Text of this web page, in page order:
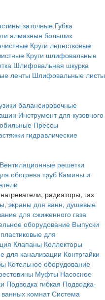
заточные Губка
алмазные больших
Круги лепестковые
Круги шлифовальные
Шлифовальная шкурка
ленты Шлифовальные листы
балансировочные
Инструмент для кузовного
Прессы
гидравлические
Вентиляционные решетки
обогрева труб Камины и
радиаторы, газ
экраны для ванн, душевые
для сжиженного газа
оборудование Выпуски
для
Клапаны Коллекторы
для канализации Контргайки
Котельное оборудование
Муфты Насосное
Подводка гибкая Подводка-
комнат Система